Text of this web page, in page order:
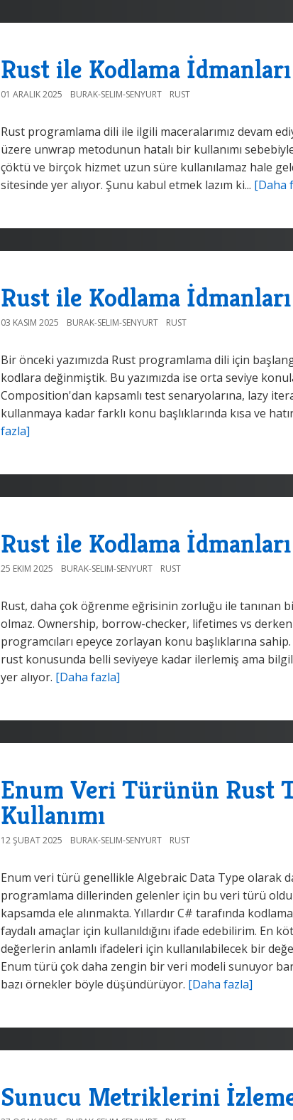
Rust ile Kodlama
01 ARALIK 2025 BURAK-SELIM-SENYURT RUST
Rust programlama dili ile ilgili maceralarımız devam
üzere unwrap metodunun hatalı bir kullanımı
çöktü ve birçok hizmet uzun süre kullanılamaz hale
sitesinde yer alıyor. Şunu kabul etmek lazım ki... [Daha
Rust ile Kodlama
03 KASIM 2025 BURAK-SELIM-SENYURT RUST
Bir önceki yazımızda Rust programlama dili için
kodlara değinmiştik. Bu yazımızda ise orta seviye
Composition'dan kapsamlı test senaryolarına, lazy
kullanmaya kadar farklı konu başlıklarında kısa ve
fazla]
Rust ile Kodlama
25 EKIM 2025 BURAK-SELIM-SENYURT RUST
Rust, daha çok öğrenme eğrisinin zorluğu ile tanınan
olmaz. Ownership, borrow-checker, lifetimes vs
programcıları epeyce zorlayan konu başlıklarına
rust konusunda belli seviyeye kadar ilerlemiş ama
yer alıyor. [Daha fazla]
Enum Veri Türünün Rust
Kullanımı
12 ŞUBAT 2025 BURAK-SELIM-SENYURT RUST
Enum veri türü genellikle Algebraic Data Type olarak
programlama dillerinden gelenler için bu veri türü
kapsamda ele alınmakta. Yıllardır C# tarafında
faydalı amaçlar için kullanıldığını ifade edebilirim. En
değerlerin anlamlı ifadeleri için kullanılabilecek bir
Enum türü çok daha zengin bir veri modeli sunuyor
bazı örnekler böyle düşündürüyor. [Daha fazla]
Sunucu Metriklerini